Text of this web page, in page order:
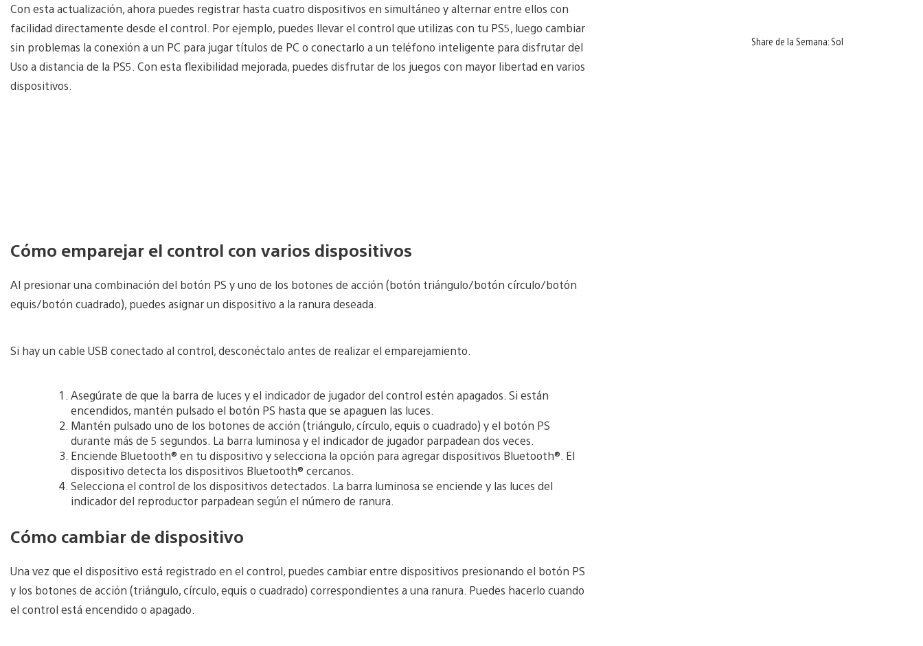
Con esta actualización, ahora puedes registrar hasta cuatro dispositivos en simultáneo y alternar entre ellos con
facilidad directamente desde el control. Por ejemplo, puedes llevar el control que utilizas con tu PS5, luego cambiar
sin problemas la conexión a un PC para jugar títulos de PC o conectarlo a un teléfono inteligente para disfrutar del
Uso a distancia de la PS5. Con esta flexibilidad mejorada, puedes disfrutar de los juegos con mayor libertad en varios
dispositivos.
Cómo emparejar el control con varios dispositivos
Al presionar una combinación del botón PS y uno de los botones de acción (botón triángulo/botón círculo/botón
equis/botón cuadrado), puedes asignar un dispositivo a la ranura deseada.
Si hay un cable USB conectado al control, desconéctalo antes de realizar el emparejamiento.
Asegúrate de que la barra de luces y el indicador de jugador del control estén apagados. Si están
encendidos, mantén pulsado el botón PS hasta que se apaguen las luces.
Mantén pulsado uno de los botones de acción (triángulo, círculo, equis o cuadrado) y el botón PS
durante más de 5 segundos. La barra luminosa y el indicador de jugador parpadean dos veces.
Enciende Bluetooth® en tu dispositivo y selecciona la opción para agregar dispositivos Bluetooth®. El
dispositivo detecta los dispositivos Bluetooth® cercanos.
Selecciona el control de los dispositivos detectados. La barra luminosa se enciende y las luces del
indicador del reproductor parpadean según el número de ranura.
Cómo cambiar de dispositivo
Una vez que el dispositivo está registrado en el control, puedes cambiar entre dispositivos presionando el botón PS
y los botones de acción (triángulo, círculo, equis o cuadrado) correspondientes a una ranura. Puedes hacerlo cuando
el control está encendido o apagado.
Share de la Semana: Sol